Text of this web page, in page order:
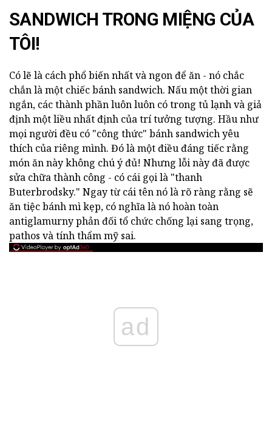
SANDWICH TRONG MIỆNG CỦA
TÔI!
Có lẽ là cách phổ biến nhất và ngon để ăn - nó chắc
chắn là một chiếc bánh sandwich. Nấu một thời gian
ngắn, các thành phần luôn luôn có trong tủ lạnh và giả
định một liều nhất định của trí tưởng tượng. Hầu như
mọi người đều có "công thức" bánh sandwich yêu
thích của riêng mình. Đó là một điều đáng tiếc rằng
món ăn này không chú ý đủ! Nhưng lỗi này đã được
sửa chữa thành công - có cái gọi là "thanh
Buterbrodsky." Ngay từ cái tên nó là rõ ràng rằng sẽ
ăn tiệc bánh mì kẹp, có nghĩa là nó hoàn toàn
antiglamurny phản đối tổ chức chống lại sang trọng,
pathos và tính thẩm mỹ sai.
ad